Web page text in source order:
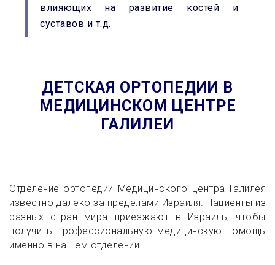
влияющих на развитие костей и
суставов и т.д.
ДЕТСКАЯ ОРТОПЕДИИ В
МЕДИЦИНСКОМ ЦЕНТРЕ
ГАЛИЛЕИ
Отделение ортопедии Медицинского центра Галилея
известно далеко за пределами Израиля. Пациенты из
разных стран мира приезжают в Израиль, чтобы
получить профессиональную медицинскую помощь
именно в нашем отделении.